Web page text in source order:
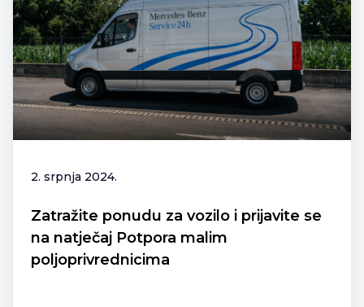
2. srpnja 2024.
Zatražite ponudu za vozilo i prijavite se
na natječaj Potpora malim
poljoprivrednicima